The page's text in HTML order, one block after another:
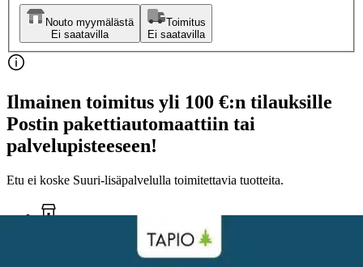
Nouto myymälästä
Ei saatavilla
Toimitus
Ei saatavilla
Ilmainen toimitus yli 100 €:n tilauksille
Postin pakettiautomaattiin tai
palvelupisteeseen!
Etu ei koske Suuri‑lisäpalvelulla toimitettavia tuotteita.
Tarkista myymäläsaatavuus